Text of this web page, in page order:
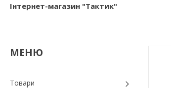
Інтернет-магазин "Тактик"
Товари